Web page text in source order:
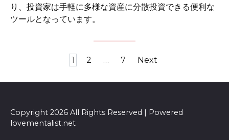
り、投資家は手軽に多様な資産に分散投資できる便利な
ツールとなっています。
1 2 … 7 Next
Copyright 2026 All Rights Reserved | Powered
lovementalist.net